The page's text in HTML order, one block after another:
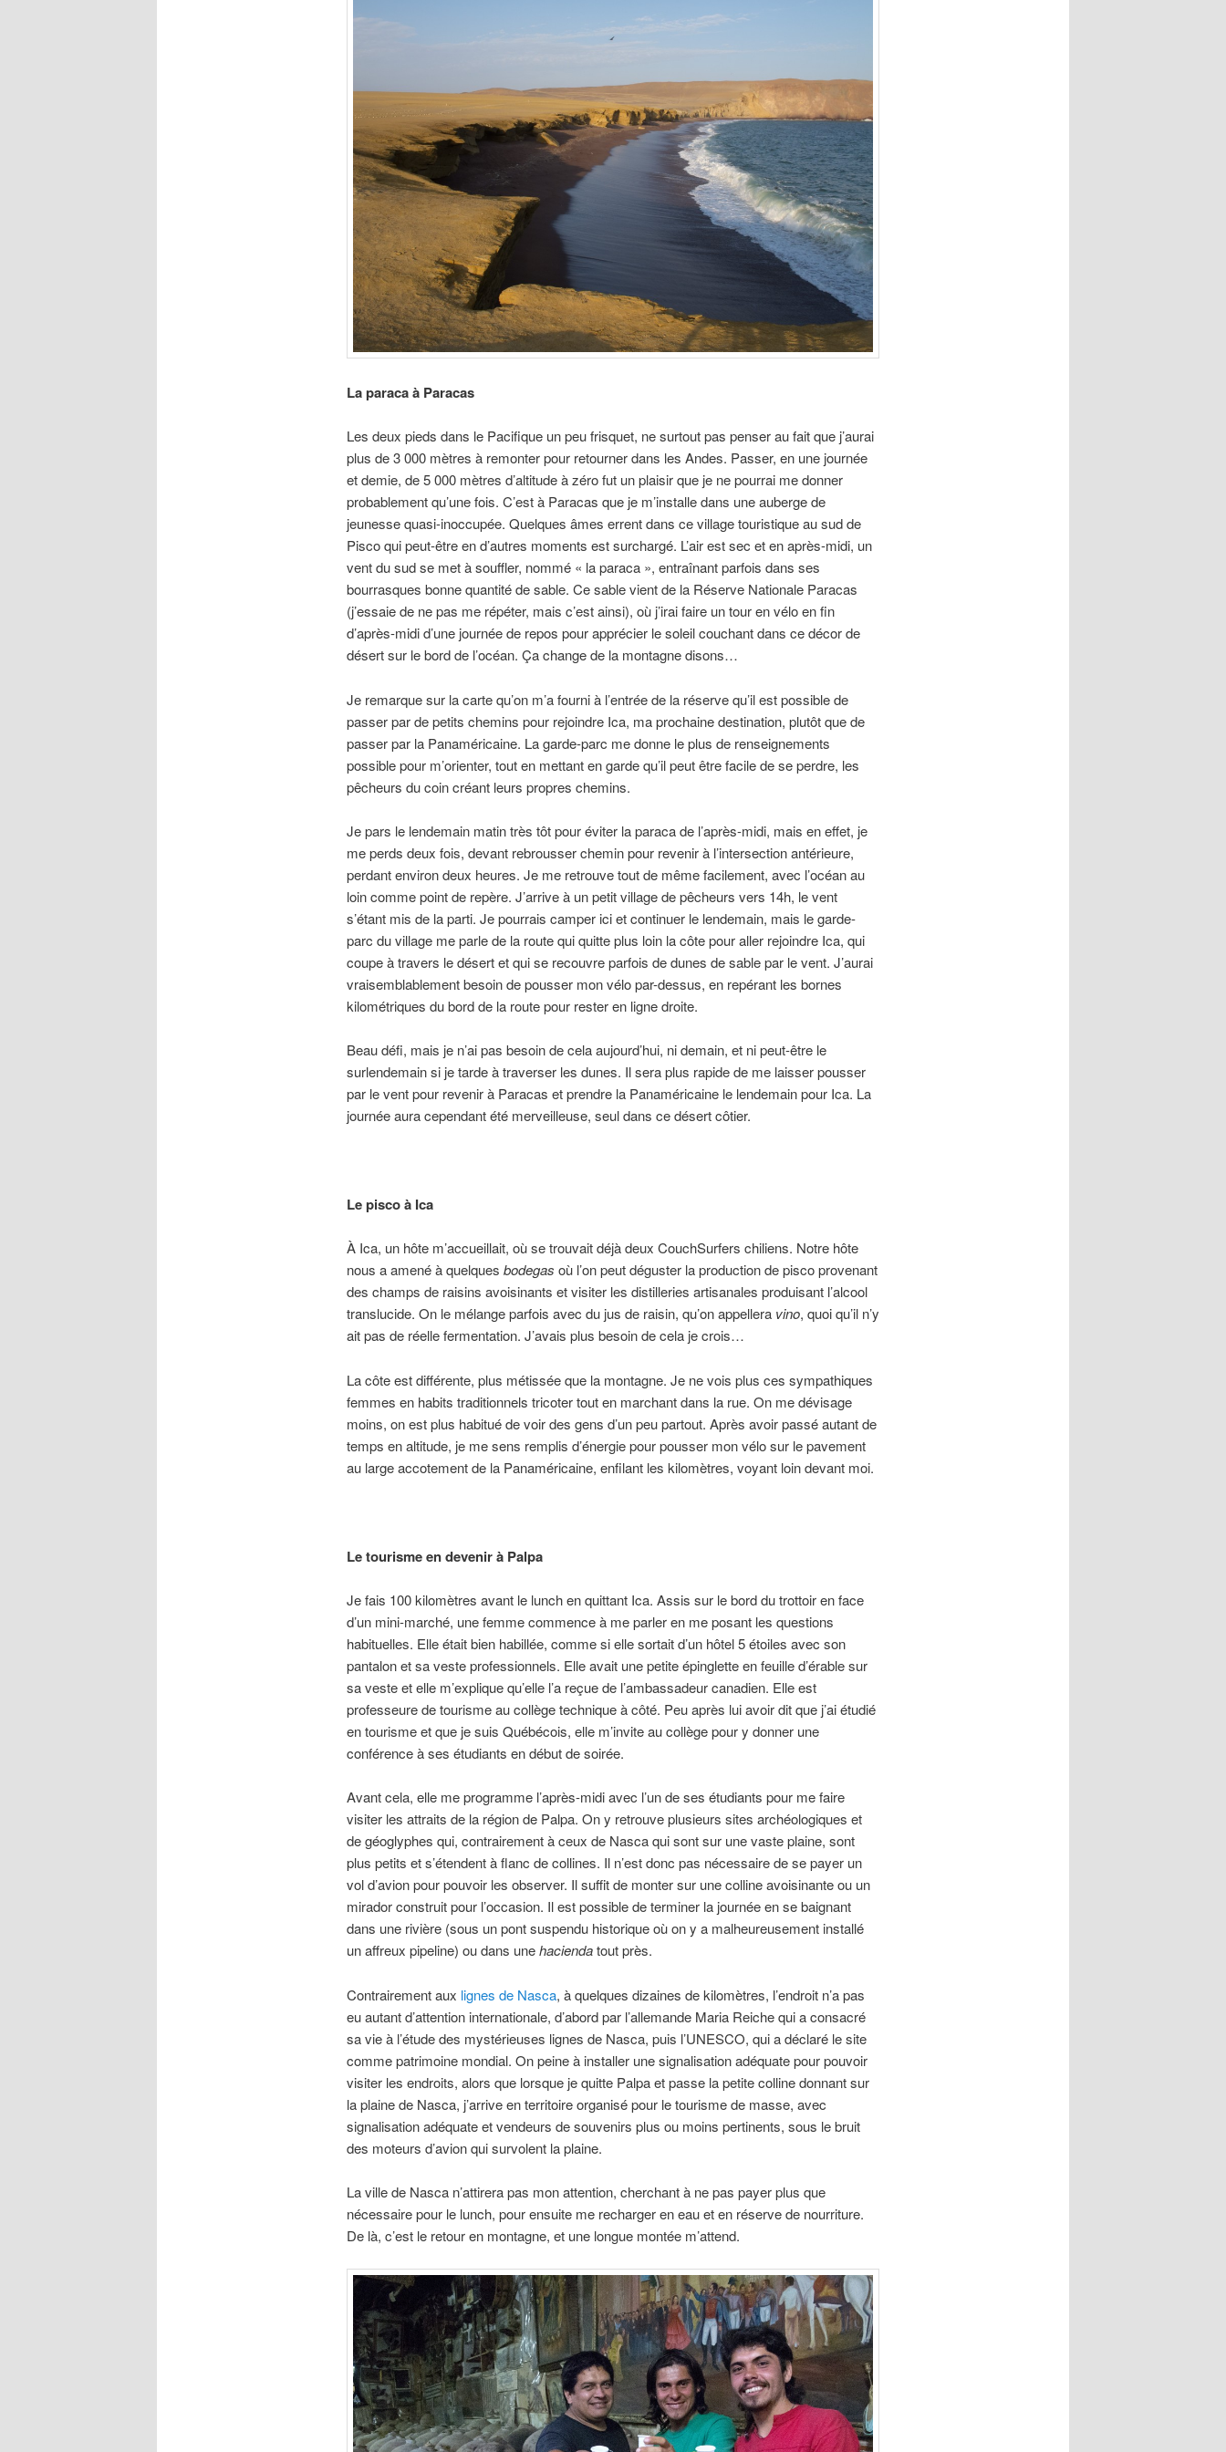
La paraca à Paracas
Les deux pieds dans le Pacifique un peu frisquet, ne surtout pas penser au fait que j’aurai
plus de 3 000 mètres à remonter pour retourner dans les Andes. Passer, en une journée
et demie, de 5 000 mètres d’altitude à zéro fut un plaisir que je ne pourrai me donner
probablement qu’une fois. C’est à Paracas que je m’installe dans une auberge de
jeunesse quasi-inoccupée. Quelques âmes errent dans ce village touristique au sud de
Pisco qui peut-être en d’autres moments est surchargé. L’air est sec et en après-midi, un
vent du sud se met à souffler, nommé « la paraca », entraînant parfois dans ses
bourrasques bonne quantité de sable. Ce sable vient de la Réserve Nationale Paracas
(j’essaie de ne pas me répéter, mais c’est ainsi), où j’irai faire un tour en vélo en fin
d’après-midi d’une journée de repos pour apprécier le soleil couchant dans ce décor de
désert sur le bord de l’océan. Ça change de la montagne disons…
Je remarque sur la carte qu’on m’a fourni à l’entrée de la réserve qu’il est possible de
passer par de petits chemins pour rejoindre Ica, ma prochaine destination, plutôt que de
passer par la Panaméricaine. La garde-parc me donne le plus de renseignements
possible pour m’orienter, tout en mettant en garde qu’il peut être facile de se perdre, les
pêcheurs du coin créant leurs propres chemins.
Je pars le lendemain matin très tôt pour éviter la paraca de l’après-midi, mais en effet, je
me perds deux fois, devant rebrousser chemin pour revenir à l’intersection antérieure,
perdant environ deux heures. Je me retrouve tout de même facilement, avec l’océan au
loin comme point de repère. J’arrive à un petit village de pêcheurs vers 14h, le vent
s’étant mis de la parti. Je pourrais camper ici et continuer le lendemain, mais le garde-
parc du village me parle de la route qui quitte plus loin la côte pour aller rejoindre Ica, qui
coupe à travers le désert et qui se recouvre parfois de dunes de sable par le vent. J’aurai
vraisemblablement besoin de pousser mon vélo par-dessus, en repérant les bornes
kilométriques du bord de la route pour rester en ligne droite.
Beau défi, mais je n’ai pas besoin de cela aujourd’hui, ni demain, et ni peut-être le
surlendemain si je tarde à traverser les dunes. Il sera plus rapide de me laisser pousser
par le vent pour revenir à Paracas et prendre la Panaméricaine le lendemain pour Ica. La
journée aura cependant été merveilleuse, seul dans ce désert côtier.
Le pisco à Ica
À Ica, un hôte m’accueillait, où se trouvait déjà deux CouchSurfers chiliens. Notre hôte
nous a amené à quelques bodegas où l’on peut déguster la production de pisco provenant
des champs de raisins avoisinants et visiter les distilleries artisanales produisant l’alcool
translucide. On le mélange parfois avec du jus de raisin, qu’on appellera vino, quoi qu’il n’y
ait pas de réelle fermentation. J’avais plus besoin de cela je crois…
La côte est différente, plus métissée que la montagne. Je ne vois plus ces sympathiques
femmes en habits traditionnels tricoter tout en marchant dans la rue. On me dévisage
moins, on est plus habitué de voir des gens d’un peu partout. Après avoir passé autant de
temps en altitude, je me sens remplis d’énergie pour pousser mon vélo sur le pavement
au large accotement de la Panaméricaine, enfilant les kilomètres, voyant loin devant moi.
Le tourisme en devenir à Palpa
Je fais 100 kilomètres avant le lunch en quittant Ica. Assis sur le bord du trottoir en face
d’un mini-marché, une femme commence à me parler en me posant les questions
habituelles. Elle était bien habillée, comme si elle sortait d’un hôtel 5 étoiles avec son
pantalon et sa veste professionnels. Elle avait une petite épinglette en feuille d’érable sur
sa veste et elle m’explique qu’elle l’a reçue de l’ambassadeur canadien. Elle est
professeure de tourisme au collège technique à côté. Peu après lui avoir dit que j’ai étudié
en tourisme et que je suis Québécois, elle m’invite au collège pour y donner une
conférence à ses étudiants en début de soirée.
Avant cela, elle me programme l’après-midi avec l’un de ses étudiants pour me faire
visiter les attraits de la région de Palpa. On y retrouve plusieurs sites archéologiques et
de géoglyphes qui, contrairement à ceux de Nasca qui sont sur une vaste plaine, sont
plus petits et s’étendent à flanc de collines. Il n’est donc pas nécessaire de se payer un
vol d’avion pour pouvoir les observer. Il suffit de monter sur une colline avoisinante ou un
mirador construit pour l’occasion. Il est possible de terminer la journée en se baignant
dans une rivière (sous un pont suspendu historique où on y a malheureusement installé
un affreux pipeline) ou dans unehaciendatout près.
Contrairement aux lignes de Nasca, à quelques dizaines de kilomètres, l’endroit n’a pas
eu autant d’attention internationale, d’abord par l’allemande Maria Reiche qui a consacré
sa vie à l’étude des mystérieuses lignes de Nasca, puis l’UNESCO, qui a déclaré le site
comme patrimoine mondial. On peine à installer une signalisation adéquate pour pouvoir
visiter les endroits, alors que lorsque je quitte Palpa et passe la petite colline donnant sur
la plaine de Nasca, j’arrive en territoire organisé pour le tourisme de masse, avec
signalisation adéquate et vendeurs de souvenirs plus ou moins pertinents, sous le bruit
des moteurs d’avion qui survolent la plaine.
La ville de Nasca n’attirera pas mon attention, cherchant à ne pas payer plus que
nécessaire pour le lunch, pour ensuite me recharger en eau et en réserve de nourriture.
De là, c’est le retour en montagne, et une longue montée m’attend.